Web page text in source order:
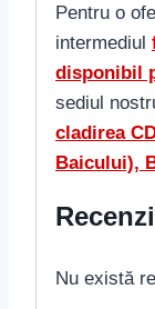
Pentru o
intermediul
disponibil
sediul
cladirea
Baicului),
Nu există